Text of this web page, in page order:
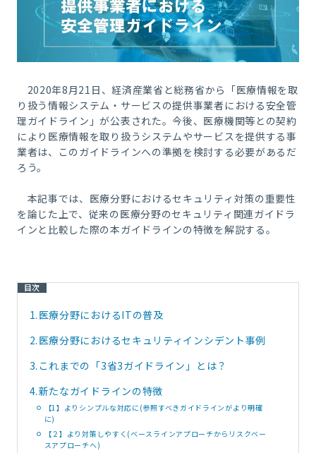
2020年8月21日、経済産業省と総務省から「医療情報を取
り扱う情報システム・サービスの提供事業者における安全管
理ガイドライン」が公表された。今後、医療機関等との契約
により医療情報を取り扱うシステムやサービスを提供する事
業者は、このガイドラインへの準拠を検討する必要があるだ
ろう。
本記事では、医療分野におけるセキュリティ対策の重要性
を論じた上で、従来の医療分野のセキュリティ関連ガイドラ
インと比較した際の本ガイドラインの特徴を解説する。
目次
1. 医療分野におけるITの普及
2. 医療分野におけるセキュリティインシデント事例
3. これまでの「3省3ガイドライン」とは？
4.新たなガイドラインの特徴
【1】よりシンプルな対応に(参照すべきガイドラインがより明確
に)
【２】より対策しやすく(ベースラインアプローチからリスクベー
スアプローチへ)